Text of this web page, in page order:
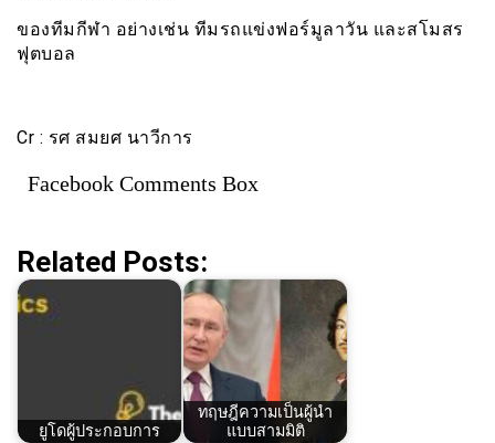
ของทีมกีฬา อย่างเช่น ทีมรถแข่งฟอร์มูลาวัน และสโมสร
ฟุตบอล
Cr : รศ สมยศ นาวีการ
Facebook Comments Box
Related Posts:
ยูโดผู้ประกอบการ
ทฤษฎีความเป็นผู้นำ
แบบสามมิติ